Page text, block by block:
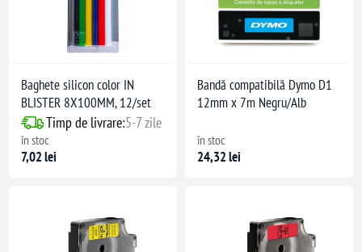
Baghete silicon color IN
BLISTER 8X100MM, 12/set
Timp de livrare:5-7 zile
în stoc
7,02 lei
Bandă compatibilă Dymo D1
12mm x 7m Negru/Alb
în stoc
24,32 lei